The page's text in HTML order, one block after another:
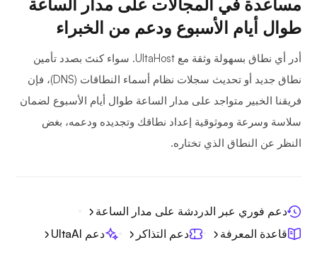
مساعدة في المجالات على مدار الساعة
طوال أيام الأسبوع ودعم من الخبراء
أدر أي نطاق بسهولة وثقة مع UltaHost. سواء كنتَ بصدد تأمين
نطاق جديد أو تحديث سجلات نظام أسماء النطاقات (DNS)، فإن
فريقنا الخبير متواجد على مدار الساعة طوال أيام الأسبوع لضمان
سلاسة وسرعة وموثوقية إعداد نطاقك وتجديده ودعمه، بغض
النظر عن النطاق الذي تختاره.
دعم فوري عبر الدردشة على مدار الساعة
قاعدة المعرفة
دعم التذاكر دعم UltaAI